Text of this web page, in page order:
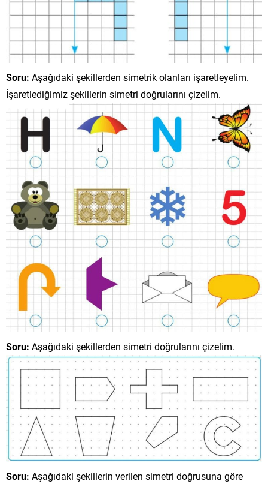
Soru: Aşağıdaki şekillerden simetrik olanları işaretleyelim.
İşaretlediğimiz şekillerin simetri doğrularını çizelim.
Soru: Aşağıdaki şekillerden simetri doğrularını çizelim.
Soru: Aşağıdaki şekillerin verilen simetri doğrusuna göre